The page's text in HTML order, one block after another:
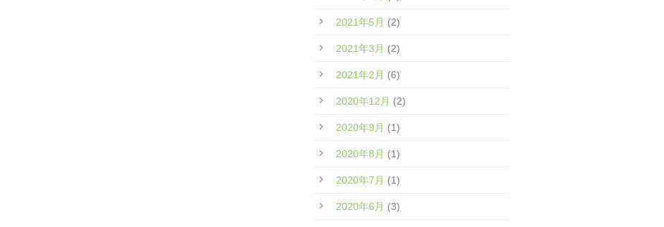
2021年5月 (2)
2021年3月 (2)
2021年2月 (6)
2020年12月 (2)
2020年9月 (1)
2020年8月 (1)
2020年7月 (1)
2020年6月 (3)